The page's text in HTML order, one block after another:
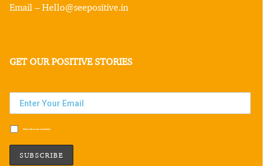
Email – Hello@seepositive.in
GET OUR POSITIVE STORIES
Subscribe to our newsletter